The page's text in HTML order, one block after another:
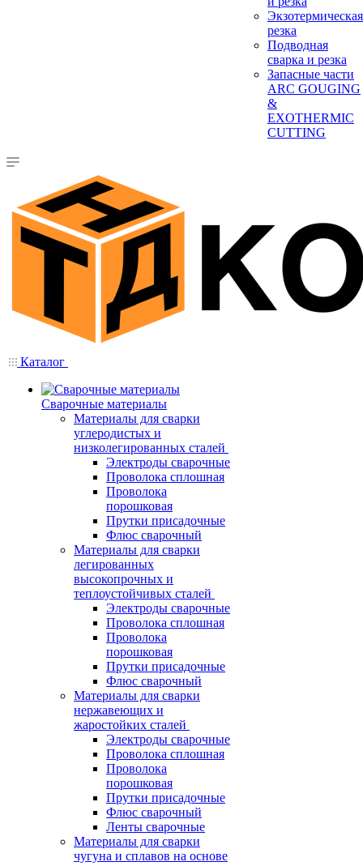
Экзотермическая
резка
Подводная
сварка и резка
Запасные части
ARC GOUGING
&
EXOTHERMIC
CUTTING
Каталог
Сварочные материалы
Материалы для сварки
углеродистых и
низколегированных сталей
Электроды сварочные
Проволока сплошная
Проволока
порошковая
Прутки присадочные
Флюс сварочный
Материалы для сварки
легированных
высокопрочных и
теплоустойчивых сталей
Электроды сварочные
Проволока сплошная
Проволока
порошковая
Прутки присадочные
Флюс сварочный
Материалы для сварки
нержавеющих и
жаростойких сталей
Электроды сварочные
Проволока сплошная
Проволока
порошковая
Прутки присадочные
Флюс сварочный
Ленты сварочные
Материалы для сварки
чугуна и сплавов на основе